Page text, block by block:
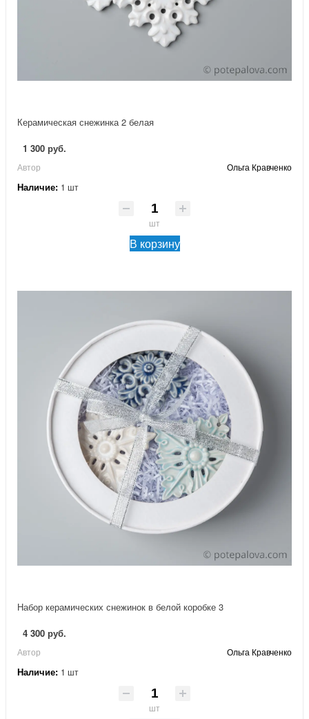
Керамическая снежинка 2 белая
1 300 руб.
Автор Ольга Кравченко
Наличие: 1 шт
шт
В корзину
Набор керамических снежинок в белой коробке 3
4 300 руб.
Автор Ольга Кравченко
Наличие: 1 шт
шт